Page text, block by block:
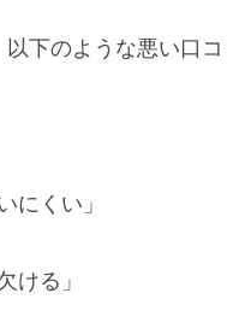
下のような悪い口コ
にくい」
ける」